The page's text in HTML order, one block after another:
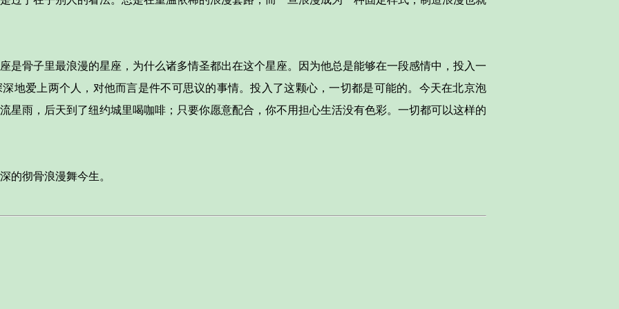
是骨子里最浪漫的星座，为什么诸多情圣都出在这个星座。因为他总是能够在一段感情中，投入一
地爱上两个人，对他而言是件不可思议的事情。投入了这颗心，一切都是可能的。今天在北京泡
星雨，后天到了纽约城里喝咖啡；只要你愿意配合，你不用担心生活没有色彩。一切都可以这样的
的彻骨浪漫舞今生。